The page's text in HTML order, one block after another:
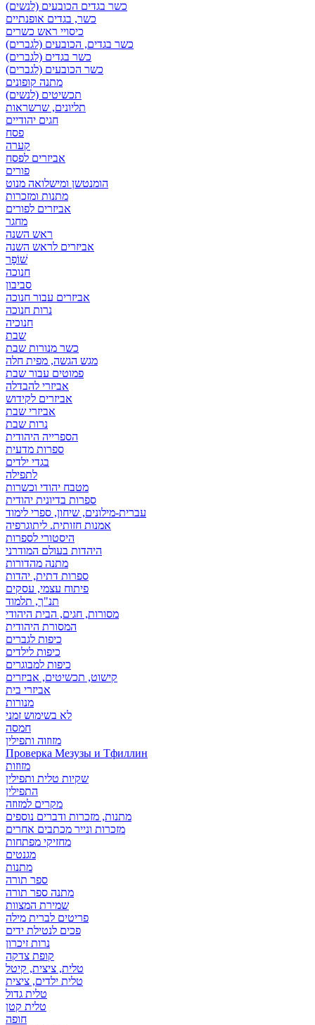
כשר בגדים הכובעים (לנשים)
כשר, בגדים אופנתיים
כיסויי ראש כשרים
כשר בגדים, הכובעים (לגברים)
כשר בגדים (לגברים)
כשר הכובעים (לגברים)
מתנה קופונים
תכשיטים (לנשים)
תליונים, שרשראות
חגים יהודיים
פסח
קערה
אביזרים לפסח
פורים
הומנטשן ומישלואה מנוט
מתנות ומזכרות
אביזרים לפורים
מחגר
ראש השנה
אביזרים לראש השנה
שׁוֹפָר
חנוכה
סביבון
אביזרים עבור חנוכה
נרות חנוכה
חנוכיה
שבת
כשר מנורות שבת
מגש הגשה, מפית חלה
פמוטים עבור שבת
אביזרי להבדלה
אביזרים לקידוש
אביזרי שבת
נרות שבת
הספרייה היהודית
ספרות מדעית
בגדי ילדים
לתפילה
מטבח יהודי וכשרות
ספרות בדיונית יהודית
עברית-מילונים, שיחון, ספרי לימוד
אמנות חזותית. ליתוגרפיה
היסטורי לספרות
היהדות בעולם המודרני
מתנה מהדורות
ספרות דתית, יהדות
פיתוח עצמי, עסקים
תנ"ך, תלמוד
מסורות, חגים, הבית היהודי
המסורת היהודית
כיפות לגברים
כיפות לילדים
כיפות למבוגרים
קישוט, תכשיטים, אביזרים
אביזרי בית
מנורות
לא בשימוש זמני
חמסה
מזוזוה ותפילין
Проверка Мезузы и Тфиллин
מזוזות
שקיות טלית ותפילין
התפילין
מקרים למזוזה
מתנות, מזכרות ודברים נוספים
מזכרות ונייר מכתבים אחרים
מחזיקי מפתחות
מגנטים
מתנות
ספר תורה
מתנה ספר תורה
שמירת המצוות
פריטים לברית מילה
פכים לנטילת ידים
נרות זיכרון
קופת צדקה
טלית, ציצית, קיטל
טלית ילדים, ציצית
טלית גדול
טלית קטן